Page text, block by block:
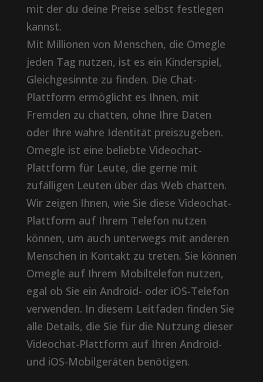
mit der du deine Preise selbst festlegen
kannst.
Mit Millionen von Menschen, die Omegle
jeden Tag nutzen, ist es ein Kinderspiel,
Gleichgesinnte zu finden. Die Chat-
Plattform ermöglicht es Ihnen, mit
Fremden zu chatten, ohne Ihre Daten
oder Ihre wahre Identität preiszugeben.
Omegle ist eine beliebte Videochat-
Plattform für Leute, die gerne mit
zufälligen Leuten über das Web chatten.
Wir zeigen Ihnen, wie Sie diese Videochat-
Plattform auf Ihrem Telefon nutzen
können, um auch unterwegs mit anderen
Menschen in Kontakt zu treten. Sie können
Omegle auf Ihrem Mobiltelefon nutzen,
egal ob Sie ein Android- oder iOS-Telefon
verwenden. In diesem Leitfaden finden Sie
alle Details, die Sie für die Nutzung dieser
Videochat-Plattform auf Ihren Android-
und iOS-Mobilgeräten benötigen.